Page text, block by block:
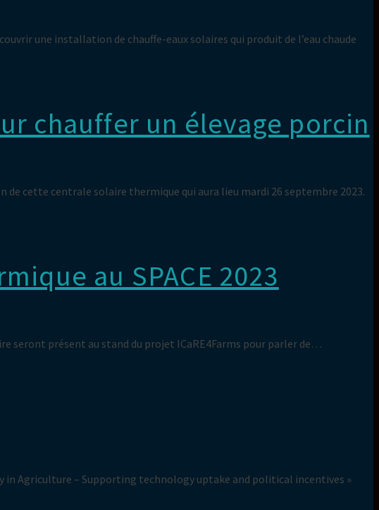
une installation de chauffe-eaux solaires qui produit de l’eau chaude
chauffer un élevage porcin
cette centrale solaire thermique qui aura lieu mardi 26 septembre 2023.
au SPACE 2023
seront présent au stand du projet ICaRE4Farms pour parler de…
in Agriculture – Supporting technology uptake and political incentives »